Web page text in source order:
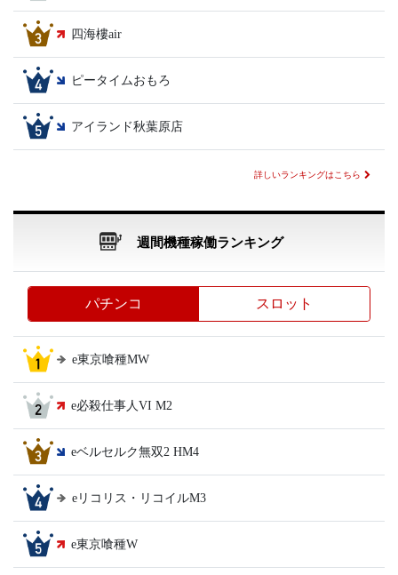
四海樓air
ピータイムおもろ
アイランド秋葉原店
詳しいランキングはこちら
週間機種稼働ランキング
パチンコ スロット
e東京喰種MW
e必殺仕事人VI M2
eベルセルク無双2 HM4
eリコリス・リコイルM3
e東京喰種W